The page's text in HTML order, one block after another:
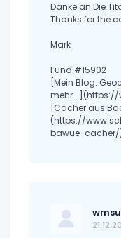
Danke an Die
Thanks for the
Mark
Fund #15902
[Mein Blog:
mehr...](https://
[Cacher aus
(https://
bawue-cacher/